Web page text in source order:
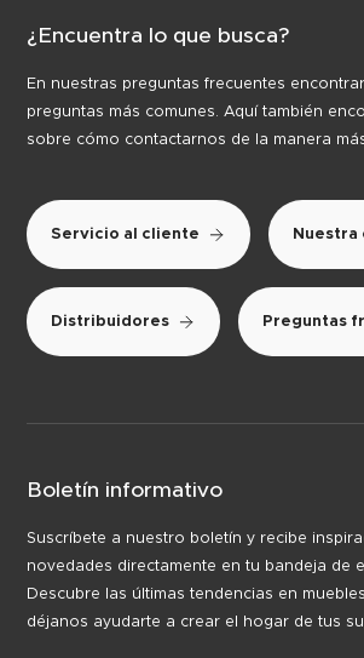
¿Encuentra lo que busca?
En nuestras preguntas frecuentes
preguntas más comunes. Aquí también
sobre cómo contactarnos de la manera
Servicio al cliente Nuestra
Distribuidores Preguntas
Boletín informativo
Suscríbete a nuestro boletín y recibe
novedades directamente en tu bandeja de
Descubre las últimas tendencias en
déjanos ayudarte a crear el hogar de tus